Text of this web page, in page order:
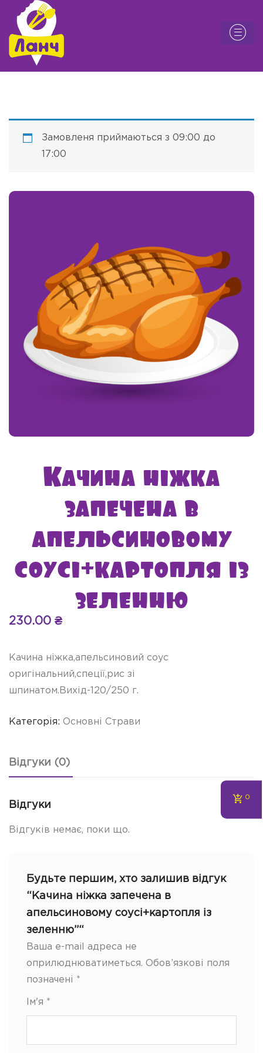
Замовленя приймаються з 09:00 до
17:00
Качина ніжка
запечена в
апельсиновому
соусі+картопля із
зеленню
230.00 ₴
Качина ніжка,апельсиновий соус
оригінальний,спеції,рис зі
шпинатом.Вихід-120/250 г.
Категорія: Основні Страви
Відгуки (0)
Відгуки
Відгуків немає, поки що.
Будьте першим, хто залишив відгук
“Качина ніжка запечена в
апельсиновому соусі+картопля із
зеленню”“
Ваша e-mail адреса не
оприлюднюватиметься. Обов’язкові поля
позначені *
Ім'я *
0